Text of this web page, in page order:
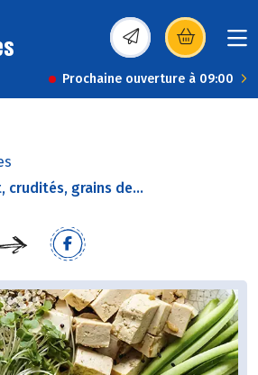
(s’ouvre dans une
Prochaine ouverture à 09:00
crudités, grains de...